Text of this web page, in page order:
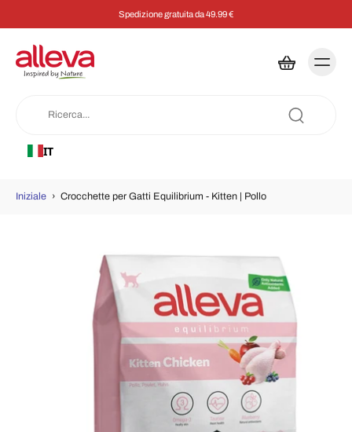
Spedizione gratuita da 49.99 €
IT
Iniziale › Crocchette per Gatti Equilibrium - Kitten | Pollo